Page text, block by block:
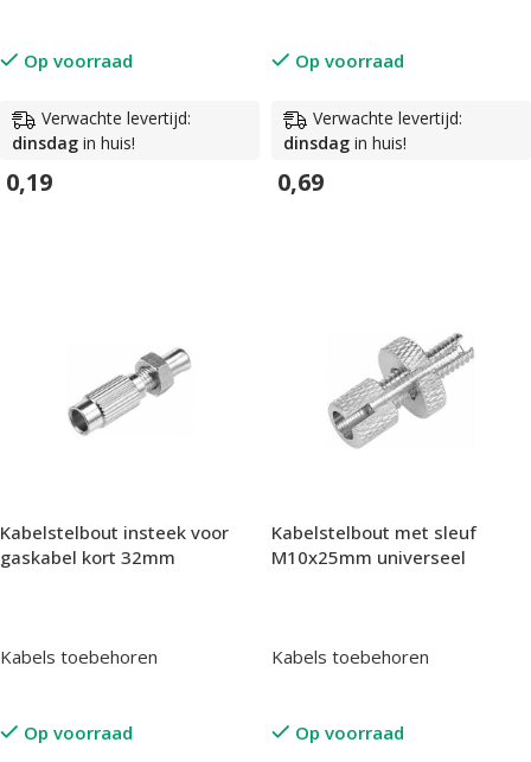
Op voorraad
Verwachte levertijd:
dinsdag in huis!
0,19
Op voorraad
Verwachte levertijd:
dinsdag in huis!
0,69
Kabelstelbout insteek voor
gaskabel kort 32mm
Kabels toebehoren
Op voorraad
Kabelstelbout met sleuf
M10x25mm universeel
Kabels toebehoren
Op voorraad